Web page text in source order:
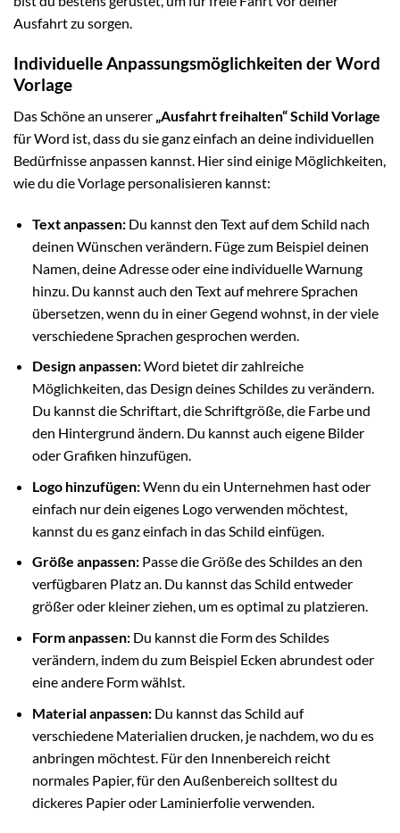
Ausfahrt zu sorgen.
Individuelle Anpassungsmöglichkeiten der Word
Vorlage
Das Schöne an unserer „Ausfahrt freihalten“ Schild Vorlage
für Word ist, dass du sie ganz einfach an deine individuellen
Bedürfnisse anpassen kannst. Hier sind einige Möglichkeiten,
wie du die Vorlage personalisieren kannst:
Text anpassen:Du kannst den Text auf dem Schild nach
deinen Wünschen verändern. Füge zum Beispiel deinen
Namen, deine Adresse oder eine individuelle Warnung
hinzu. Du kannst auch den Text auf mehrere Sprachen
übersetzen, wenn du in einer Gegend wohnst, in der viele
verschiedene Sprachen gesprochen werden.
Design anpassen:Word bietet dir zahlreiche
Möglichkeiten, das Design deines Schildes zu verändern.
Du kannst die Schriftart, die Schriftgröße, die Farbe und
den Hintergrund ändern. Du kannst auch eigene Bilder
oder Grafiken hinzufügen.
Logo hinzufügen:Wenn du ein Unternehmen hast oder
einfach nur dein eigenes Logo verwenden möchtest,
kannst du es ganz einfach in das Schild einfügen.
Größe anpassen:Passe die Größe des Schildes an den
verfügbaren Platz an. Du kannst das Schild entweder
größer oder kleiner ziehen, um es optimal zu platzieren.
Form anpassen:Du kannst die Form des Schildes
verändern, indem du zum Beispiel Ecken abrundest oder
eine andere Form wählst.
Material anpassen:Du kannst das Schild auf
verschiedene Materialien drucken, je nachdem, wo du es
anbringen möchtest. Für den Innenbereich reicht
normales Papier, für den Außenbereich solltest du
dickeres Papier oder Laminierfolie verwenden.